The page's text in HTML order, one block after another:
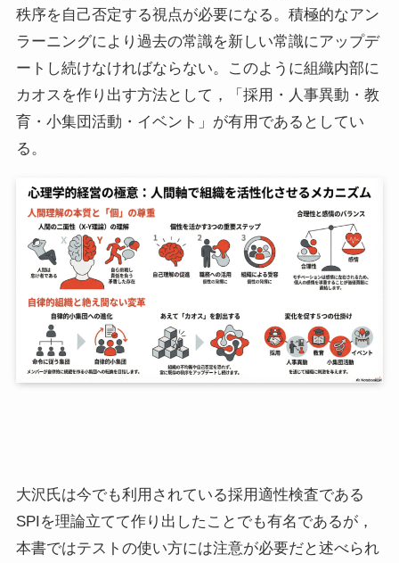
秩序を自己否定する視点が必要になる。積極的なアン
ラーニングにより過去の常識を新しい常識にアップデ
ートし続けなければならない。このように組織内部に
カオスを作り出す方法として，「採用・人事異動・教
育・小集団活動・イベント」が有用であるとしてい
る。
大沢氏は今でも利用されている採用適性検査である
SPIを理論立てて作り出したことでも有名であるが，
本書ではテストの使い方には注意が必要だと述べられ